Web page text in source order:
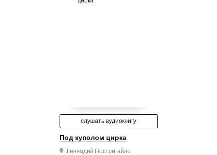
слушать аудиокнигу
Под куполом цирка
Геннадий Постригайло